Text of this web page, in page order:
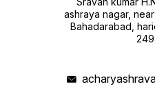
ashraya nagar,
Bahadarabad,